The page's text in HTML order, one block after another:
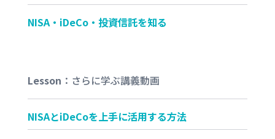
NISA・iDeCo・投資信託を知る
Lesson ： さらに学ぶ講義動画
NISAとiDeCoを上手に活用する方法